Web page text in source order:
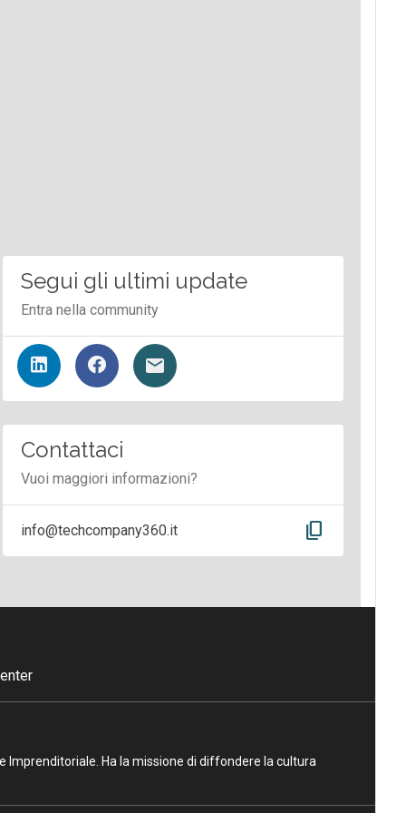
Segui gli ultimi update
Entra nella community
Contattaci
Vuoi maggiori informazioni?
info@techcompany360.it content_copy
Imprenditoriale. Ha la missione di diffondere la cultura